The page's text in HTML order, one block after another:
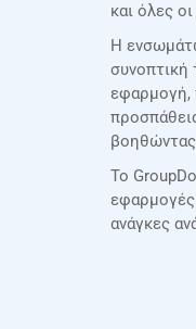
και όλες
Η
συνοπτική
εφαρμογή,
βοηθώντας
Το
εφαρμογές
ανάγκες